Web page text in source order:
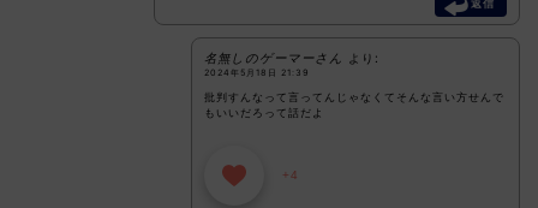
返信
名無しのゲーマーさん より:
2024年5月18日 21:39
批判すんなって言ってんじゃなくてそんな言い方せんで
もいいだろって話だよ
+4